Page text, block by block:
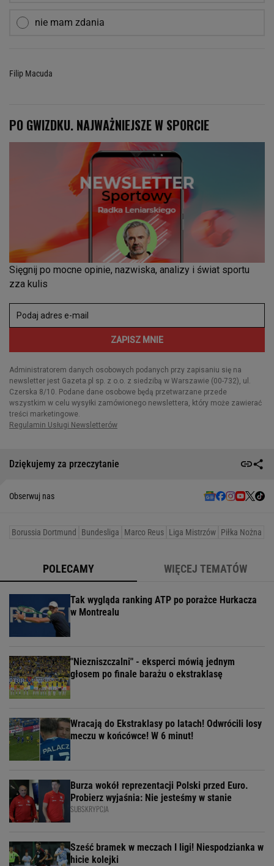
nie mam zdania
Filip Macuda
Dziękujemy za przeczytanie
Obserwuj nas
Borussia Dortmund Bundesliga Marco Reus Liga Mistrzów Piłka Nożna
POLECAMY WIĘCEJ TEMATÓW
Tak wygląda ranking ATP po porażce Hurkacza
w Montrealu
"Niezniszczalni" - eksperci mówią jednym
głosem po finale barażu o ekstraklasę
Wracają do Ekstraklasy po latach! Odwrócili losy
meczu w końcówce! W 6 minut!
Burza wokół reprezentacji Polski przed Euro.
Probierz wyjaśnia: Nie jesteśmy w stanie
SUBSKRYPCJA
Sześć bramek w meczach I ligi! Niespodzianka w
hicie kolejki